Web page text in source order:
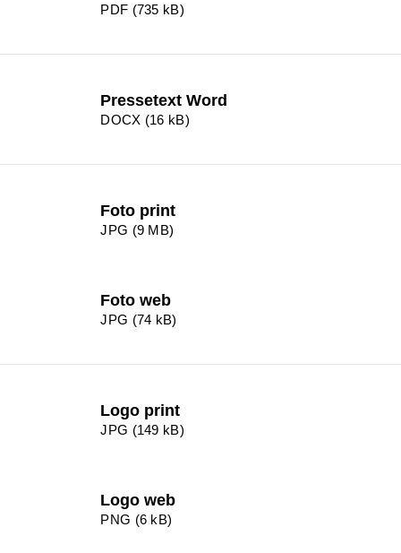
PDF (735 kB)
Pressetext Word
DOCX (16 kB)
Foto print
JPG (9 MB)
Foto web
JPG (74 kB)
Logo print
JPG (149 kB)
Logo web
PNG (6 kB)